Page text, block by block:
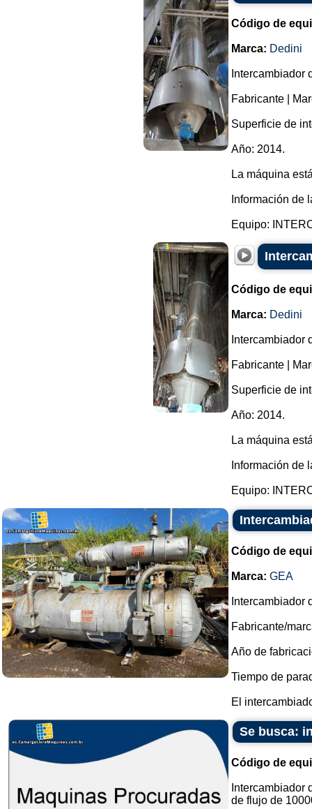
Código de
Marca: Dedini
Intercambiador
Fabricante |
Superficie de
Año: 2014.
La máquina
Información de
Equipo:
Código de
Marca: Dedini
Intercambiador
Fabricante |
Superficie de
Año: 2014.
La máquina
Información de
Equipo:
Código de
Marca: GEA
Intercambiador
Fabricante/
Año de
Tiempo de
El
Se busca:
Código de
Intercambiador
de flujo de